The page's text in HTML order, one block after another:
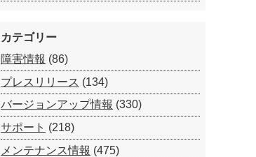
カテゴリー
障害情報 (86)
プレスリリース (134)
バージョンアップ情報 (330)
サポート (218)
メンテナンス情報 (475)